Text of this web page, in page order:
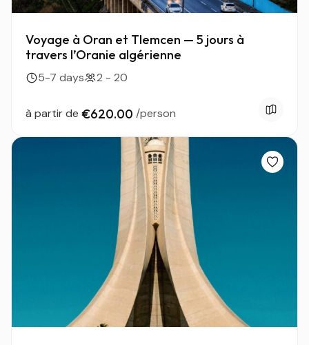
Voyage à Oran et Tlemcen — 5 jours à
travers l’Oranie algérienne
5-7 days 2 - 20
à partir de €620.00 /person